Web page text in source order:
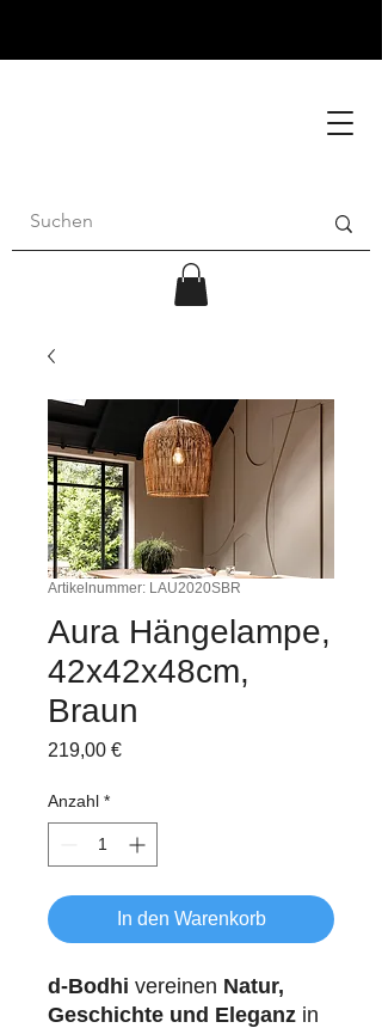
Artikelnummer: LAU2020SBR
Aura Hängelampe,
42x42x48cm,
Braun
219,00 €Preis
Anzahl *
In den Warenkorb
d-Bodhi vereinen Natur,
Geschichte und Eleganz in